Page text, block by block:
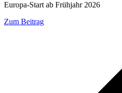
Europa-Start ab Frühjahr 2026
Zum Beitrag